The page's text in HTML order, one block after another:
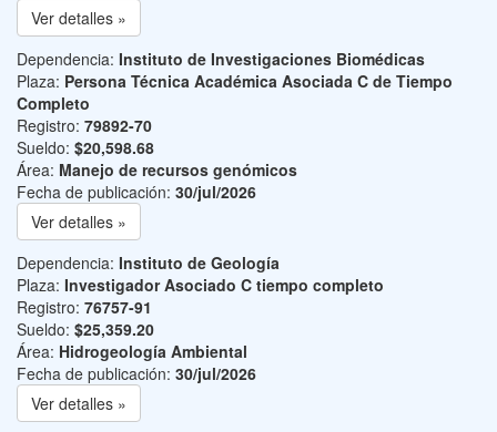
Ver detalles »
Dependencia: Instituto de Investigaciones Biomédicas
Plaza: Persona Técnica Académica Asociada C de Tiempo
Completo
Registro: 79892-70
Sueldo: $20,598.68
Área: Manejo de recursos genómicos
Fecha de publicación: 30/jul/2026
Ver detalles »
Dependencia: Instituto de Geología
Plaza: Investigador Asociado C tiempo completo
Registro: 76757-91
Sueldo: $25,359.20
Área: Hidrogeología Ambiental
Fecha de publicación: 30/jul/2026
Ver detalles »